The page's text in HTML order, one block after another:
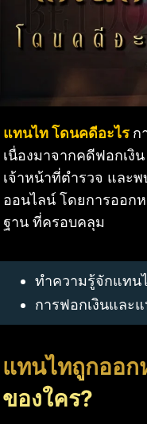
แทนไท โดนคดีอะไร ก
เนื่องมาจากคดีฟอกเงิ
เจ้าหน้าที่ตำรวจ และ
ออนไลน์ โดยการออก
ฐาน ที่ครอบคลุม
ทำความรู้จักแทน
การฟอกเงินและ
แทนไทถูกออก
ของใคร?